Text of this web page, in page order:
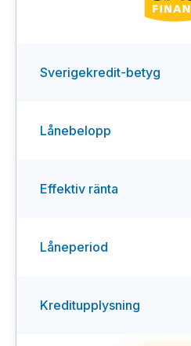
Sverigekredit-betyg
Lånebelopp
Effektiv ränta
Låneperiod
Kreditupplysning